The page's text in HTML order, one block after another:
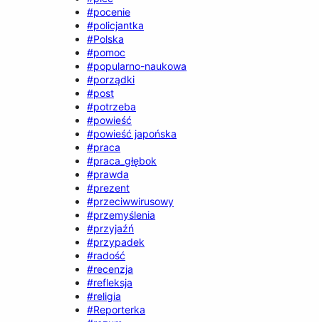
#pocenie
#policjantka
#Polska
#pomoc
#popularno-naukowa
#porządki
#post
#potrzeba
#powieść
#powieść japońska
#praca
#praca_głębok
#prawda
#prezent
#przeciwwirusowy
#przemyślenia
#przyjaźń
#przypadek
#radość
#recenzja
#refleksja
#religia
#Reporterka